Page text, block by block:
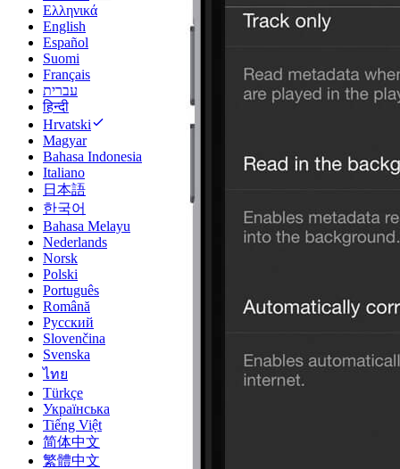
Ελληνικά
English
Español
Suomi
Français
עברית
हिन्दी
Hrvatski
Magyar
Bahasa Indonesia
Italiano
日本語
한국어
Bahasa Melayu
Nederlands
Norsk
Polski
Português
Română
Русский
Slovenčina
Svenska
ไทย
Türkçe
Українська
Tiếng Việt
简体中文
繁體中文